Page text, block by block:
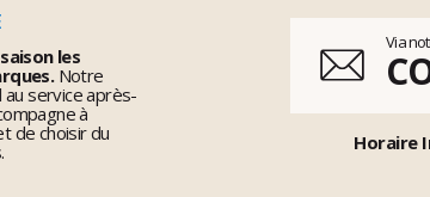
les
Notre
service après-
à
de choisir du
Via
Horaire